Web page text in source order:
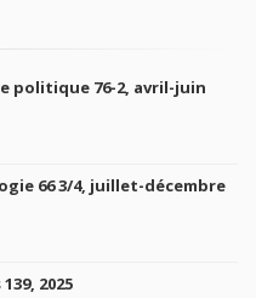
politique 76-2, avril-juin
66 3/4, juillet-décembre
2025